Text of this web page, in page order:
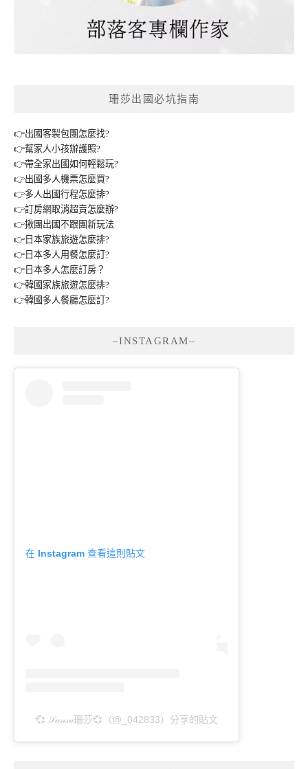
珊莎出國必坑指南
👉出國客製包團怎麼找?
👉幫家人小孩辦護照?
👉帶全家出國如何輕鬆玩?
👉出國多人機票怎麼買?
👉多人出國行程怎麼排?
👉訂房網取消超賣怎麼辦?
👉揪團出國不跟團新玩法
👉日本家族旅遊怎麼排?
👉日本多人用餐怎麼訂?
👉日本多人怎麼訂房？
👉韓國家族旅遊怎麼排?
👉韓國多人餐廳怎麼訂?
–INSTAGRAM–
在 Instagram 查看這則貼文
💞 𝒮𝒶𝓃𝓈𝒶珊莎💞（@_042833）分享的貼文